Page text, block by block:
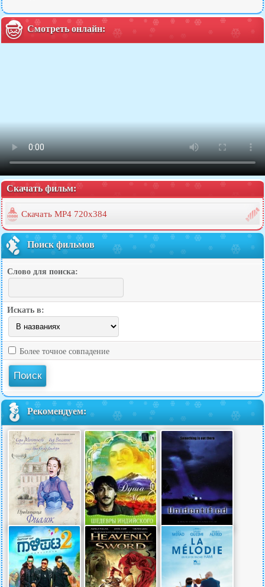
Смотреть онлайн:
Скачать фильм:
Скачать MP4 720x384
Поиск фильмов
Слово для поиска:
Искать в:
Более точное совпадение
Рекомендуем: